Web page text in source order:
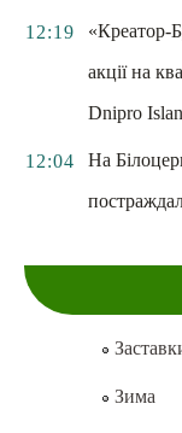
12:19
«Креатор-
акції на
Dnipro
12:04
На
Зима